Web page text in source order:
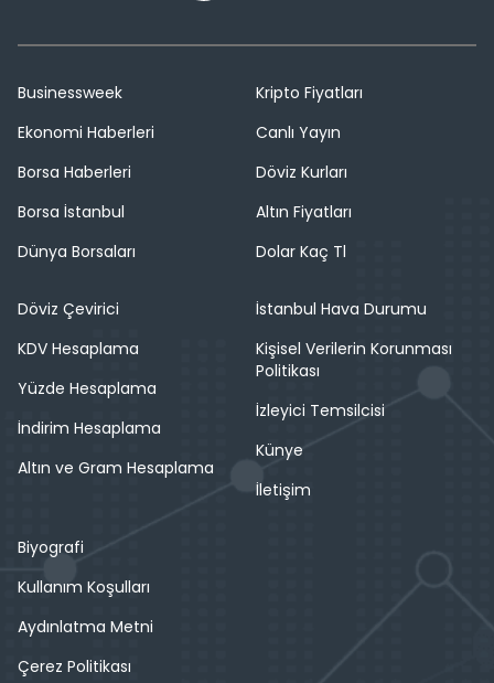
Businessweek
Ekonomi Haberleri
Borsa Haberleri
Borsa İstanbul
Dünya Borsaları
Kripto Fiyatları
Canlı Yayın
Döviz Kurları
Altın Fiyatları
Dolar Kaç Tl
Döviz Çevirici
KDV Hesaplama
Yüzde Hesaplama
İndirim Hesaplama
Altın ve Gram Hesaplama
İstanbul Hava Durumu
Kişisel Verilerin Korunması
Politikası
İzleyici Temsilcisi
Künye
İletişim
Biyografi
Kullanım Koşulları
Aydınlatma Metni
Çerez Politikası